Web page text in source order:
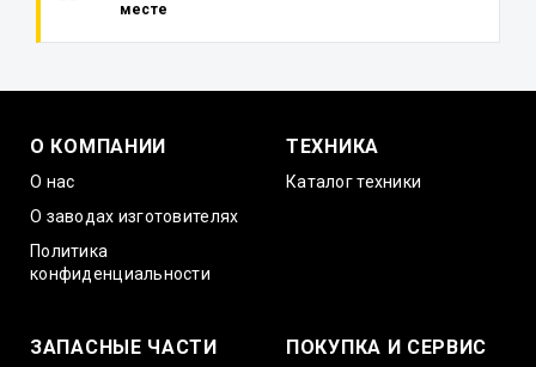
месте
О КОМПАНИИ
О нас
О заводах изготовителях
Политика
конфиденциальности
ТЕХНИКА
Каталог техники
ЗАПАСНЫЕ ЧАСТИ ПОКУПКА И СЕРВИС